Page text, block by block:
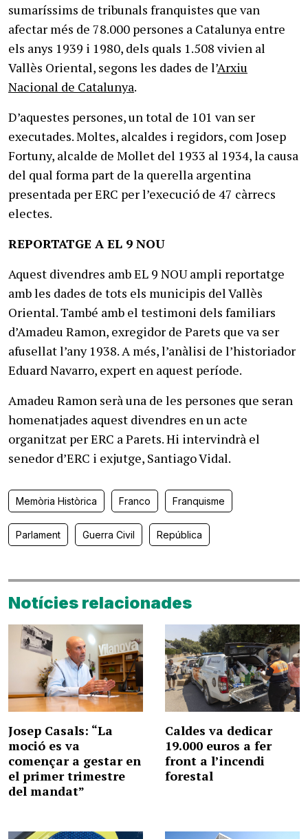
sumaríssims de tribunals franquistes que van
afectar més de 78.000 persones a Catalunya entre
els anys 1939 i 1980, dels quals 1.508 vivien al
Vallès Oriental, segons les dades de l’Arxiu
Nacional de Catalunya.
D’aquestes persones, un total de 101 van ser
executades. Moltes, alcaldes i regidors, com Josep
Fortuny, alcalde de Mollet del 1933 al 1934, la causa
del qual forma part de la querella argentina
presentada per ERC per l’execució de 47 càrrecs
electes.
REPORTATGE A EL 9 NOU
Aquest divendres amb EL 9 NOU ampli reportatge
amb les dades de tots els municipis del Vallès
Oriental. També amb el testimoni dels familiars
d’Amadeu Ramon, exregidor de Parets que va ser
afusellat l’any 1938. A més, l’anàlisi de l’historiador
Eduard Navarro, expert en aquest període.
Amadeu Ramon serà una de les persones que seran
homenatjades aquest divendres en un acte
organitzat per ERC a Parets. Hi intervindrà el
senedor d’ERC i exjutge, Santiago Vidal.
Memòria Històrica Franco Franquisme
Parlament Guerra Civil República
Notícies relacionades
Josep Casals: “La
moció es va
començar a gestar en
el primer trimestre
del mandat”
Caldes va dedicar
19.000 euros a fer
front a l’incendi
forestal